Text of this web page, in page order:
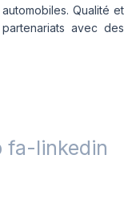
Qualité et
avec des
fa-linkedin